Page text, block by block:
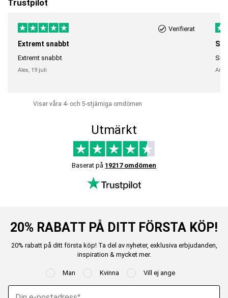
Trustpilot
Verifierat
Extremt snabbt
Extremt snabbt
Alex, 19 juli
Visar våra 4- och 5-stjärniga omdömen
Utmärkt
Baserat på 19217 omdömen
20% RABATT PÅ DITT FÖRSTA KÖP!
20% rabatt på ditt första köp! Ta del av nyheter, exklusiva erbjudanden,
inspiration & mycket mer.
Man Kvinna Vill ej ange